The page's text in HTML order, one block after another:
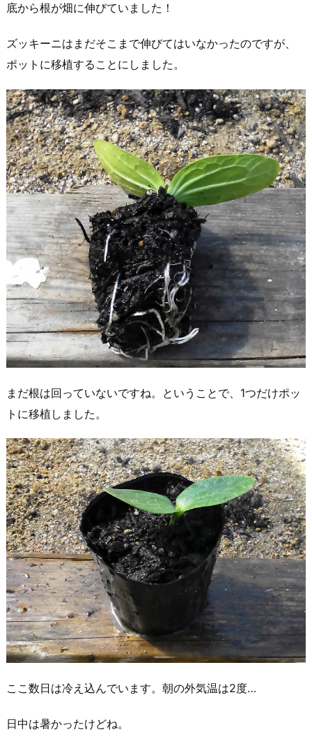
底から根が畑に伸びていました！
ズッキーニはまだそこまで伸びてはいなかったのですが、
ポットに移植することにしました。
まだ根は回っていないですね。ということで、1つだけポッ
トに移植しました。
ここ数日は冷え込んでいます。朝の外気温は2度…
日中は暑かったけどね。